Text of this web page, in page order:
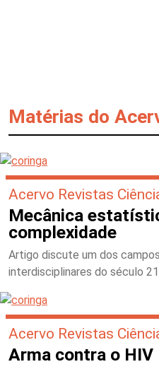
Matérias do
Acervo Revistas
Mecânica
complexidade
Artigo discute um dos
interdisciplinares do século 21
Acervo Revistas
Arma contra o HIV